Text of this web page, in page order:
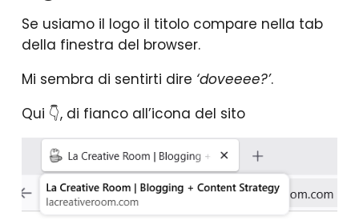
Se usiamo il logo il titolo compare nella tab
della finestra del browser.
Mi sembra di sentirti dire ‘doveeee?’.
Qui 👇, di fianco all’icona del sito